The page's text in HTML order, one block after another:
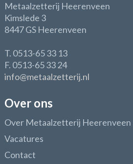
Metaalzetterij Heerenveen
Kimslede 3
8447 GS Heerenveen
T. 0513-65 33 13
F. 0513-65 33 24
info@metaalzetterij.nl
Over ons
Over Metaalzetterij Heerenveen
Vacatures
Contact